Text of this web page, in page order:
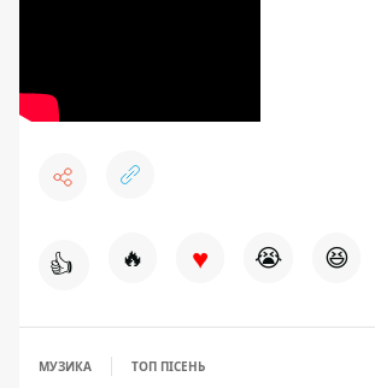
👍 🔥 ♥ 😭 😆
МУЗИКА ТОП ПІСЕНЬ